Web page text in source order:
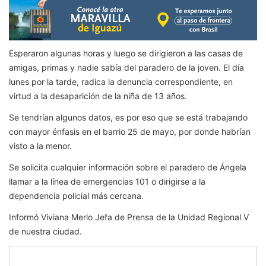
Esperaron algunas horas y luego se dirigieron a las casas de
amigas, primas y nadie sabía del paradero de la joven. El día
lunes por la tarde, radica la denuncia correspondiente, en
virtud a la desaparición de la niña de 13 años.
Se tendrían algunos datos, es por eso que se está trabajando
con mayor énfasis en el barrio 25 de mayo, por donde habrían
visto a la menor.
Se solicita cualquier información sobre el paradero de Ángela
llamar a la línea de emergencias 101 o dirigirse a la
dependencia policial más cercana.
Informó Viviana Merlo Jefa de Prensa de la Unidad Regional V
de nuestra ciudad.